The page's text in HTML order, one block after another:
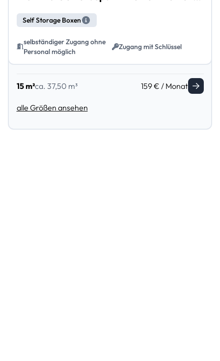
Self Storage Boxen
selbständiger Zugang ohne
Personal möglich
Zugang mit Schlüssel
15 m²ca. 37,50 m³ 159 € / Monat
alle Größen ansehen